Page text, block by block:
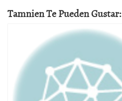
Tamnien Te Pueden Gustar: